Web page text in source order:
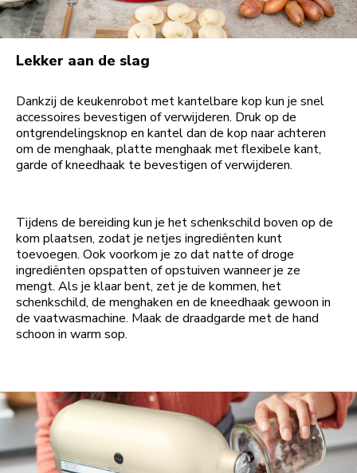
Lekker aan de slag
Dankzij de keukenrobot met kantelbare kop kun je snel
accessoires bevestigen of verwijderen. Druk op de
ontgrendelingsknop en kantel dan de kop naar achteren
om de menghaak, platte menghaak met flexibele kant,
garde of kneedhaak te bevestigen of verwijderen.
Tijdens de bereiding kun je het schenkschild boven op de
kom plaatsen, zodat je netjes ingrediënten kunt
toevoegen. Ook voorkom je zo dat natte of droge
ingrediënten opspatten of opstuiven wanneer je ze
mengt. Als je klaar bent, zet je de kommen, het
schenkschild, de menghaken en de kneedhaak gewoon in
de vaatwasmachine. Maak de draadgarde met de hand
schoon in warm sop.